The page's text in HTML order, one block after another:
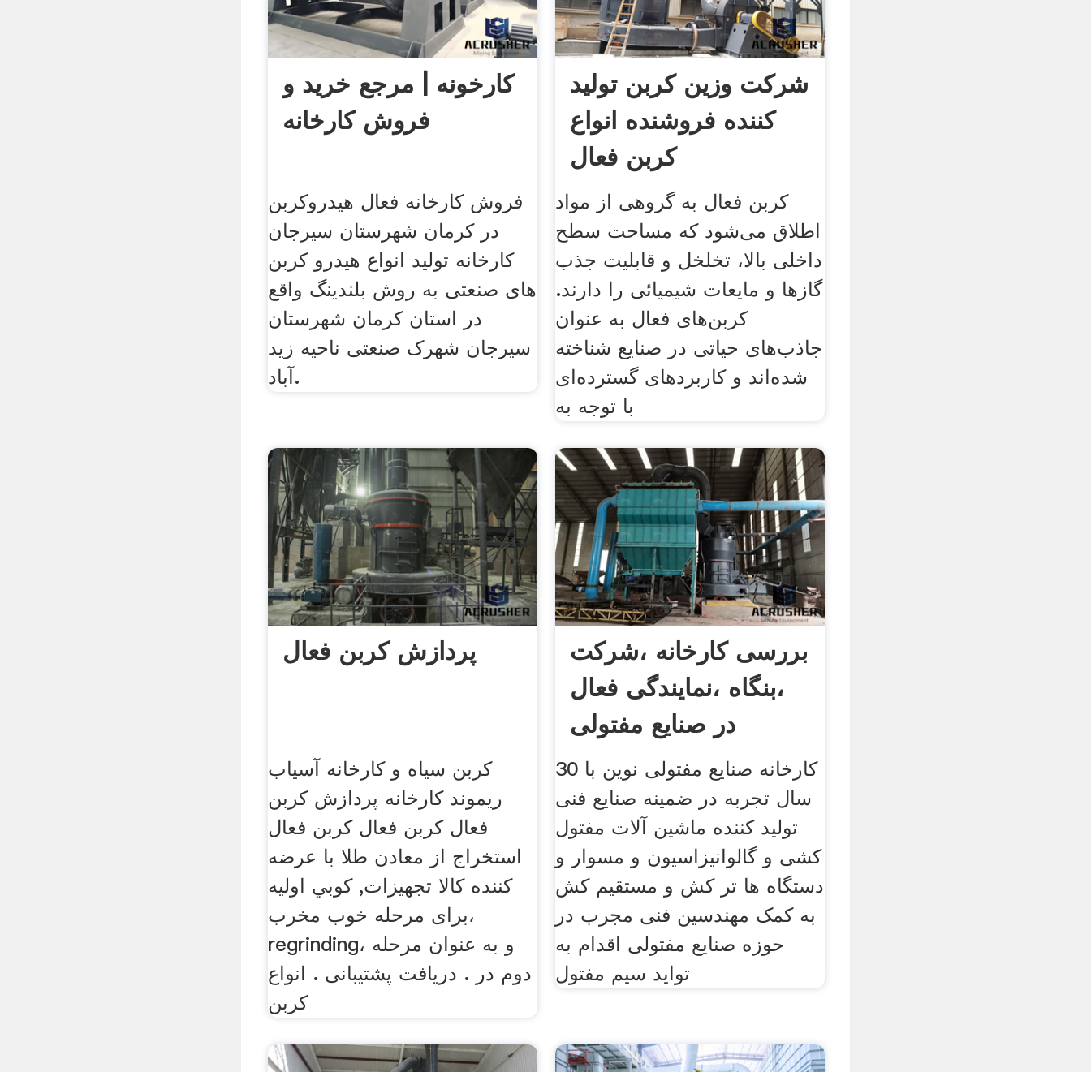
کارخونه | مرجع خرید و
فروش کارخانه
فروش کارخانه فعال هیدروکربن
در کرمان شهرستان سیرجان
کارخانه تولید انواع هیدرو کربن
های صنعتی به روش بلندینگ واقع
در استان کرمان شهرستان
سیرجان شهرک صنعتی ناحیه زید
آباد.
شرکت وزین کربن تولید
کننده فروشنده انواع
کربن فعال
کربن فعال به گروهی از مواد
اطلاق می‌شود که مساحت سطح
داخلی بالا، تخلخل و قابلیت جذب
گازها و مایعات شیمیائی را دارند.
کربن‌های فعال به‌ عنوان
جاذب‌های حیاتی در صنایع شناخته
شده‌اند و کاربردهای گسترده‌ای
با توجه به
پردازش کربن فعال
کربن سیاه و کارخانه آسیاب
ریموند کارخانه پردازش کربن
فعال کربن فعال کربن فعال
استخراج از معادن طلا با عرضه
کننده کالا تجهیزات, كوبي اولیه
برای مرحله خوب مخرب،
regrinding، و به عنوان مرحله
دوم در . دریافت پشتیبانی . انواع
کربن
بررسی کارخانه ،شرکت
،بنگاه ،نمایندگی فعال
در صنایع مفتولی
کارخانه صنایع مفتولی نوین با 30
سال تجربه در ضمینه صنایع فنی
تولید کننده ماشین آلات مفتول
کشی و گالوانیزاسیون و مسوار و
دستگاه ها تر کش و مستقیم کش
به کمک مهندسین فنی مجرب در
حوزه صنایع مفتولی اقدام به
تواید سیم مفتول